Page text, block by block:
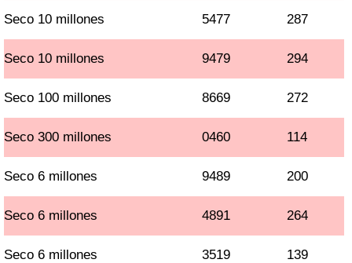
Seco 10 millones 5477 287
Seco 10 millones 9479 294
Seco 100 millones 8669 272
Seco 300 millones 0460 114
Seco 6 millones 9489 200
Seco 6 millones 4891 264
Seco 6 millones 3519 139